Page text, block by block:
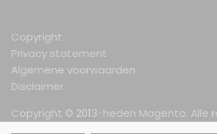
Copyright © 2013-heden Magento. Alle
Copyright
Privacy statement
Algemene voorwaarden
Disclaimer